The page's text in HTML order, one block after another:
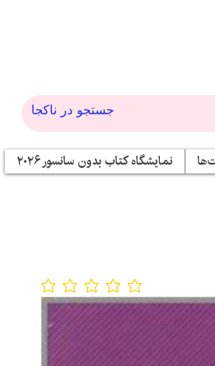
نمایشگاه کتاب بدون سانسور ۲۰۲۶
No ratings yet